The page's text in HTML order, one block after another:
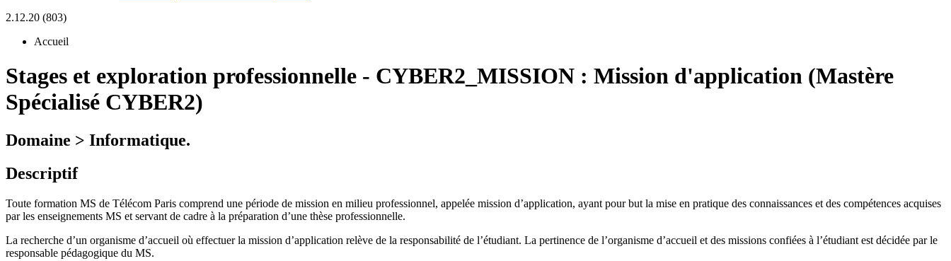
2.12.20 (803)
Accueil
Stages et exploration professionnelle - CYBER2_MISSION : Mission d'application (Mastère
Spécialisé CYBER2)
Domaine > Informatique.
Descriptif
Toute formation MS de Télécom Paris comprend une période de mission en milieu professionnel, appelée mission d’application, ayant pour but la mise en pratique des connaissances et des compétences acquises
par les enseignements MS et servant de cadre à la préparation d’une thèse professionnelle.
La recherche d’un organisme d’accueil où effectuer la mission d’application relève de la responsabilité de l’étudiant. La pertinence de l’organisme d’accueil et des missions confiées à l’étudiant est décidée par le
responsable pédagogique du MS.